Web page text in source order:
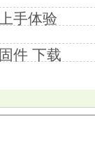
手体验
件 下载